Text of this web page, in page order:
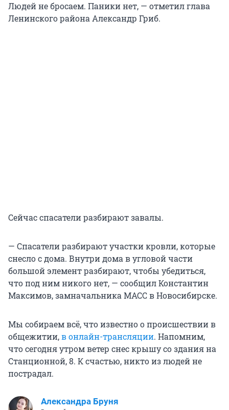
Людей не бросаем. Паники нет, — отметил глава
Ленинского района Александр Гриб.
Сейчас спасатели разбирают завалы.
— Спасатели разбирают участки кровли, которые
снесло с дома. Внутри дома в угловой части
большой элемент разбирают, чтобы убедиться,
что под ним никого нет, — сообщил Константин
Максимов, замначальника МАСС в Новосибирске.
Мы собираем всё, что известно о происшествии в
общежитии,в онлайн-трансляции. Напомним,
что сегодня утром ветер снес крышу со здания на
Станционной, 8. К счастью, никто из людей не
пострадал.
Александра Бруня